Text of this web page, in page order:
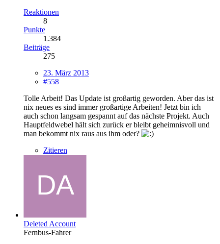
Reaktionen
8
Punkte
1.384
Beiträge
275
23. März 2013
#558
Tolle Arbeit! Das Update ist großartig geworden. Aber das ist
nix neues es sind immer großartige Arbeiten! Jetzt bin ich
auch schon langsam gespannt auf das nächste Projekt. Auch
Hauptfeldwebel hält sich zurück er bleibt geheimnisvoll und
man bekommt nix raus aus ihm oder?
Zitieren
Deleted Account
Fernbus-Fahrer